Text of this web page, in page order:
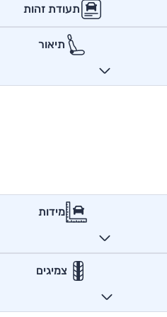
תעודת זהות
תיאור
מידות
צמיגים